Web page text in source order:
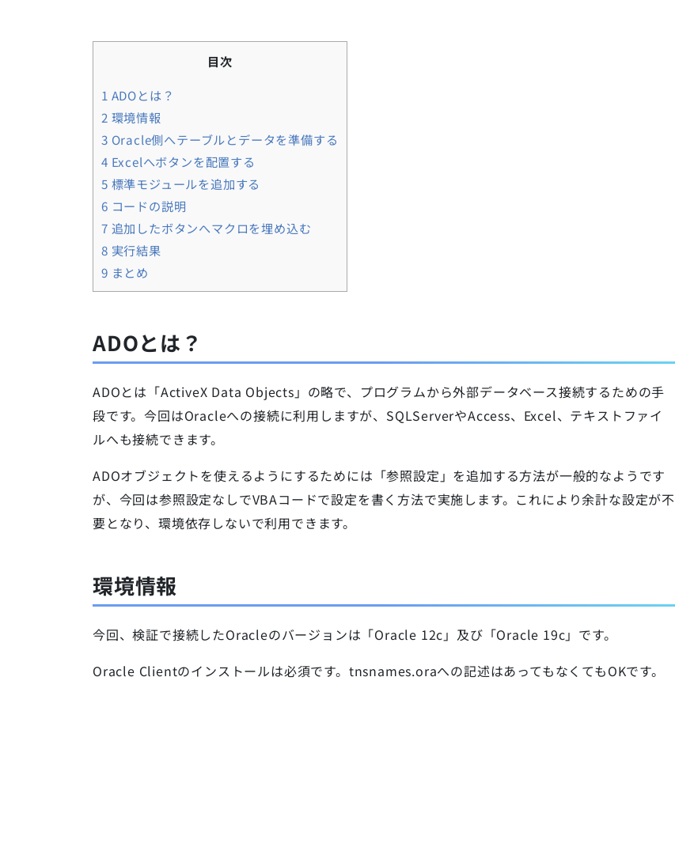
目次
1 ADOとは？
2 環境情報
3 Oracle側へテーブルとデータを準備する
4 Excelへボタンを配置する
5 標準モジュールを追加する
6 コードの説明
7 追加したボタンへマクロを埋め込む
8 実行結果
9 まとめ
ADOとは？
ADOとは「ActiveX Data Objects」の略で、プログラムから外部データベース接続するための手
段です。今回はOracleへの接続に利用しますが、SQLServerやAccess、Excel、テキストファイ
ルへも接続できます。
ADOオブジェクトを使えるようにするためには「参照設定」を追加する方法が一般的なようです
が、今回は参照設定なしでVBAコードで設定を書く方法で実施します。これにより余計な設定が不
要となり、環境依存しないで利用できます。
環境情報
今回、検証で接続したOracleのバージョンは「Oracle 12c」及び「Oracle 19c」です。
Oracle Clientのインストールは必須です。tnsnames.oraへの記述はあってもなくてもOKです。